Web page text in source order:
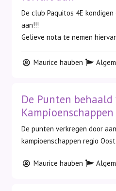
De club Paquitos 4E
aan!!!
Gelieve nota te nemen
Maurice hauben
De Punten behaald
De punten verkregen door
kampioenschappen regio
Maurice hauben